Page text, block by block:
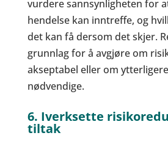
vurdere sannsynligheten for
hendelse kan inntreffe, og
det kan få dersom det skjer.
grunnlag for å avgjøre om
akseptabel eller om
nødvendige.
6. Iverksette
tiltak